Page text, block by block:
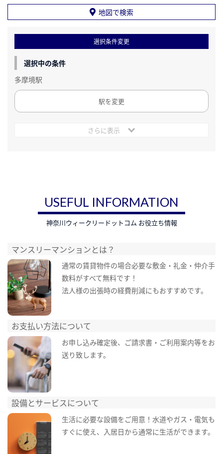
地図で検索
選択条件変更
選択中の条件
多摩境駅
駅を変更
さらに表示
USEFUL INFORMATION
神奈川ウィークリードットコム お役立ち情報
マンスリーマンションとは？
通常の賃貸物件の場合必要な敷金・礼金・仲介手
数料がすべて無料です！
法人様の出張時の経費削減にもおすすめです。
お支払い方法について
お申し込み確定後、ご請求書・ご利用案内等をお
送り致します。
設備とサービスについて
生活に必要な設備をご用意！水道やガス・電気も
すぐに使え、入居日から通常に生活ができます。